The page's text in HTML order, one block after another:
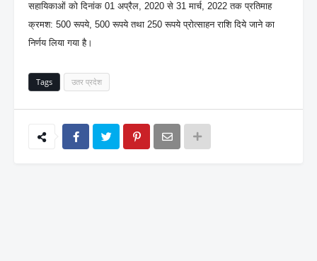
सहायिकाओं को दिनांक 01 अप्रैल, 2020 से 31 मार्च, 2022 तक प्रतिमाह
क्रमश: 500 रूपये, 500 रूपये तथा 250 रूपये प्रोत्साहन राशि दिये जाने का
निर्णय लिया गया है।
Tags उतर प्रदेश